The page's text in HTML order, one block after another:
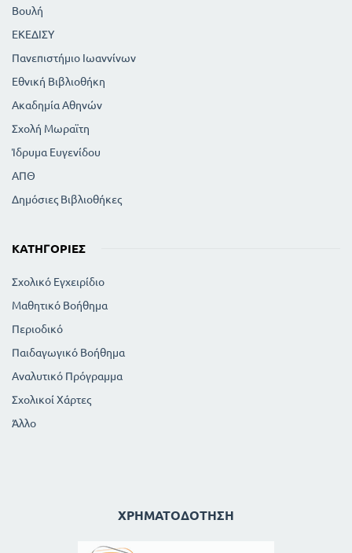
Βουλή
ΕΚΕΔΙΣΥ
Πανεπιστήμιο Ιωαννίνων
Εθνική Βιβλιοθήκη
Ακαδημία Αθηνών
Σχολή Μωραϊτη
Ίδρυμα Ευγενίδου
ΑΠΘ
Δημόσιες Βιβλιοθήκες
ΚΑΤΗΓΟΡΊΕΣ
Σχολικό Εγχειρίδιο
Μαθητικό Βοήθημα
Περιοδικό
Παιδαγωγικό Βοήθημα
Αναλυτικό Πρόγραμμα
Σχολικοί Χάρτες
Άλλο
ΧΡΗΜΑΤΟΔΌΤΗΣΗ